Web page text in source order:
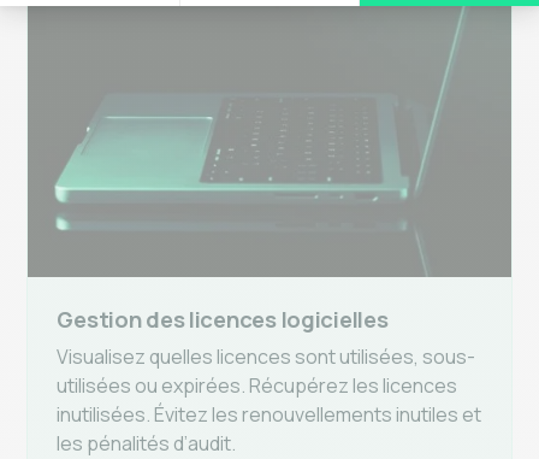
Gestion des licences logicielles
Visualisez quelles licences sont utilisées, sous-
utilisées ou expirées. Récupérez les licences
inutilisées. Évitez les renouvellements inutiles et
les pénalités d’audit.